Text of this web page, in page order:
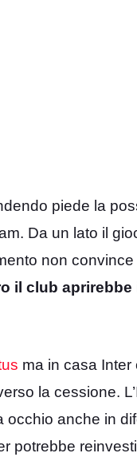
piede la
Da un lato il
non convince
il club
ma in casa Inter
la cessione.
occhio anche in
potrebbe